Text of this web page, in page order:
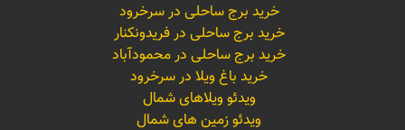
خرید برج ساحلی در سرخرود
خرید برج ساحلی در فریدونکنار
خرید برج ساحلی در محمودآباد
خرید باغ ویلا در سرخرود
ویدئو ویلاهای شمال
ویدئو زمین های شمال